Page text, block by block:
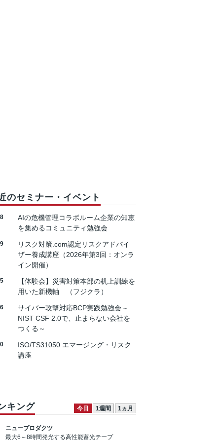
のセミナー・イベント
AIの危機管理コラボルーム企業の知恵
を集めるコミュニティ勉強会
リスク対策.com認定リスクアドバイ
ザー養成講座（2026年第3回：オンラ
イン開催）
【体験会】災害対策本部の机上訓練を
用いた新機軸 （フジクラ）
サイバー攻撃対応BCP実践勉強会～
NIST CSF 2.0で、止まらない会社を
つくる～
ISO/TS31050 エマージング・リスク
講座
キング 今日 1週間 1ヵ月
ニュープロダクツ
最大6～8時間発光する高性能蓄光テープ